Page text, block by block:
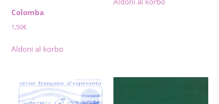
Colomba
1,50€
Aldoni al korbo